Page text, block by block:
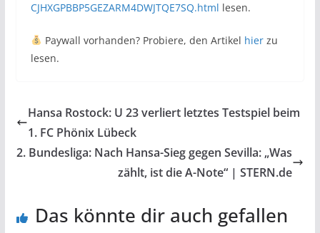
CJHXGPBBP5GEZARM4DWJTQE7SQ.html lesen.
Paywall vorhanden? Probiere, den Artikel hierzu
lesen.
Hansa Rostock: U 23 verliert letztes Testspiel beim
1. FC Phönix Lübeck
2. Bundesliga: Nach Hansa-Sieg gegen Sevilla: „Was
zählt, ist die A-Note“ | STERN.de
Das könnte dir auch gefallen